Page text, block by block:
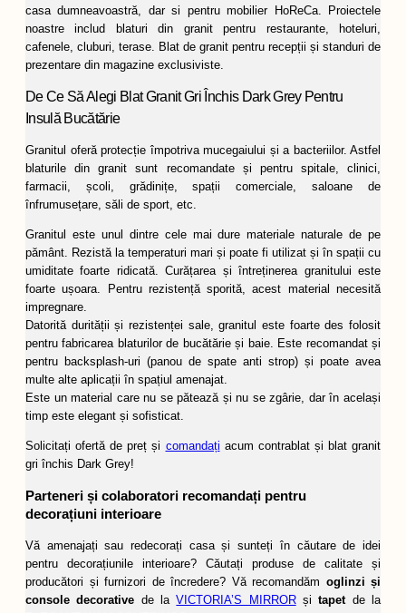
casa dumneavoastră, dar si pentru mobilier HoReCa. Proiectele
noastre includ blaturi din granit pentru restaurante, hoteluri,
cafenele, cluburi, terase. Blat de granit pentru recepții și standuri de
prezentare din magazine exclusiviste.
De Ce Să Alegi Blat Granit Gri Închis Dark Grey Pentru
Insulă Bucătărie
Granitul oferă protecție împotriva mucegaiului și a bacteriilor. Astfel
blaturile din granit sunt recomandate și pentru spitale, clinici,
farmacii, școli, grădinițe, spații comerciale, saloane de
înfrumusețare, săli de sport, etc.
Granitul este unul dintre cele mai dure materiale naturale de pe
pământ. Rezistă la temperaturi mari și poate fi utilizat și în spații cu
umiditate foarte ridicată. Curățarea și întreținerea granitului este
foarte ușoara. Pentru rezistență sporită, acest material necesită
impregnare.
Datorită durității și rezistenței sale, granitul este foarte des folosit
pentru fabricarea blaturilor de bucătărie și baie. Este recomandat și
pentru backsplash-uri (panou de spate anti strop) și poate avea
multe alte aplicații în spațiul amenajat.
Este un material care nu se pătează și nu se zgârie, dar în același
timp este elegant și sofisticat.
Solicitați ofertă de preț și comandați acum contrablat și blat granit
gri închis Dark Grey!
Parteneri și colaboratori recomandați pentru
decorațiuni interioare
Vă amenajați sau redecorați casa și sunteți în căutare de idei
pentru decorațiunile interioare? Căutați produse de calitate și
producători și furnizori de încredere? Vă recomandăm oglinzi și
console decorative de laVICTORIA’S MIRRORșitapetde la